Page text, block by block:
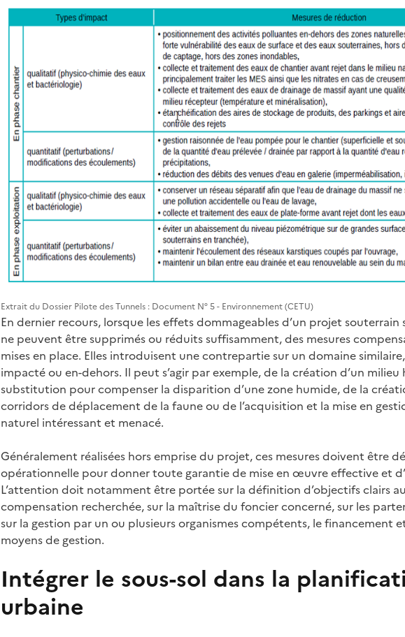
Extrait du Dossier Pilote des Tunnels : Document N° 5 - Environnement (CETU)
En dernier recours, lorsque les effets dommageables d’un projet souterrain
ne peuvent être supprimés ou réduits suffisamment, des mesures
mises en place. Elles introduisent une contrepartie sur un domaine
impacté ou en-dehors. Il peut s’agir par exemple, de la création d’un
substitution pour compenser la disparition d’une zone humide, de la
corridors de déplacement de la faune ou de l’acquisition et la mise en
naturel intéressant et menacé.
Généralement réalisées hors emprise du projet, ces mesures doivent être
opérationnelle pour donner toute garantie de mise en œuvre effective et
L’attention doit notamment être portée sur la définition d’objectifs clairs
compensation recherchée, sur la maîtrise du foncier concerné, sur les
sur la gestion par un ou plusieurs organismes compétents, le financement
moyens de gestion.
Intégrer le sous-sol dans la
urbaine